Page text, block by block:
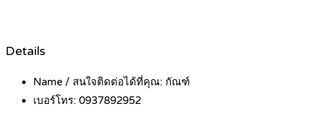
Details
Name / สนใจติดต่อได้ที่คุณ: กัณฑ์
เบอร์โทร: 0937892952